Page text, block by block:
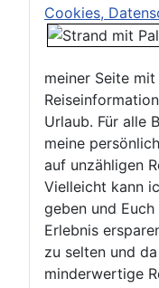
Cookies,
meiner Seite
Urlaub. Für alle
meine
auf unzähligen
Vielleicht kann
geben und
Erlebnis
zu selten und
minderwertige